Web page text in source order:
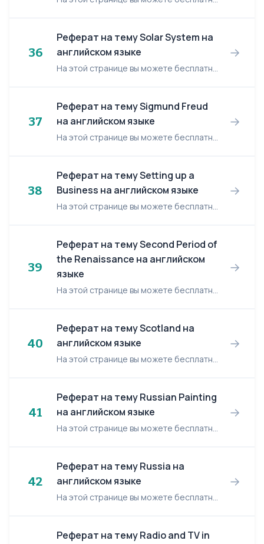
36
Реферат на тему Solar System на
английском языке
На этой странице вы можете бесплатно читать реферат на английском языке: Solar System. Solar System The sun and the planets, the moon and the satellites of the other planets, the comets, a...
→
37
Реферат на тему Sigmund Freud
на английском языке
На этой странице вы можете бесплатно читать реферат на английском языке: Sigmund Freud. Sigmund Freud Introduction "The Interpretation of Dreams" provides plenty of Freud's dreams in...
→
38
Реферат на тему Setting up a
Business на английском языке
На этой странице вы можете бесплатно читать реферат на английском языке: Setting up a Business. Setting up a Business If a person wishes to launch a new business, he has to make some prepa...
→
39
Реферат на тему Second Period of
the Renaissance на английском
языке
На этой странице вы можете бесплатно читать реферат на английском языке: Second Period of the Renaissance. Second Period of the Renaissance The most significant period of the Renaissance i...
→
40
Реферат на тему Scotland на
английском языке
На этой странице вы можете бесплатно читать реферат на английском языке: Scotland. Scotland Scotland, administrative division of the kingdom of Great Britain, occupying the northern third ...
→
41
Реферат на тему Russian Painting
на английском языке
На этой странице вы можете бесплатно читать реферат на английском языке: Russian Painting. Russian Painting The Tretyakov Gallery The state Tretyakov Gallery is one of the best-known...
→
42
Реферат на тему Russia на
английском языке
На этой странице вы можете бесплатно читать реферат на английском языке: Russia. Russia Russia occupies a large territory. It strech almost 10 000 (ten thousend) kilometres from east to west and near...
→
Реферат на тему Radio and TV in